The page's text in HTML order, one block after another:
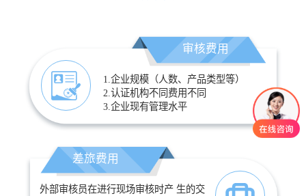
审核费用
1.企业规模（人数、产品类型等）
2.认证机构不同费用不同
3.企业现有管理水平
差旅费用
外部审核员在进行现场审核时产 生的交